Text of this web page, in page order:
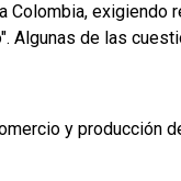
Colombia, exigiendo
Algunas de las
y producción